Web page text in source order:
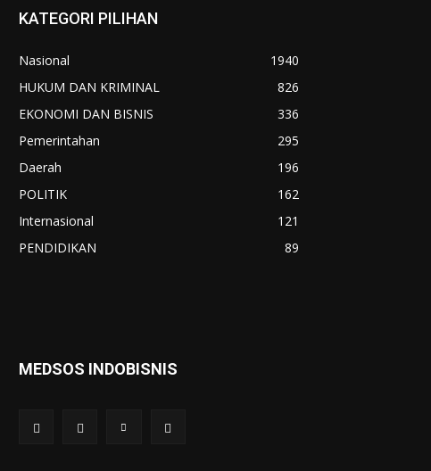
KATEGORI PILIHAN
Nasional
1940
HUKUM DAN KRIMINAL
826
EKONOMI DAN BISNIS
336
Pemerintahan
295
Daerah
196
POLITIK
162
Internasional
121
PENDIDIKAN
89
MEDSOS INDOBISNIS